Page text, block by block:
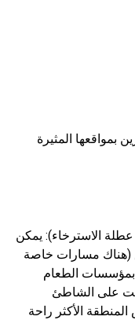
بمواقعها المثيرة
الاسترخاء): يمكن
مسارات خاصة
الطعام
على الشاطئ
الأكثر راحة